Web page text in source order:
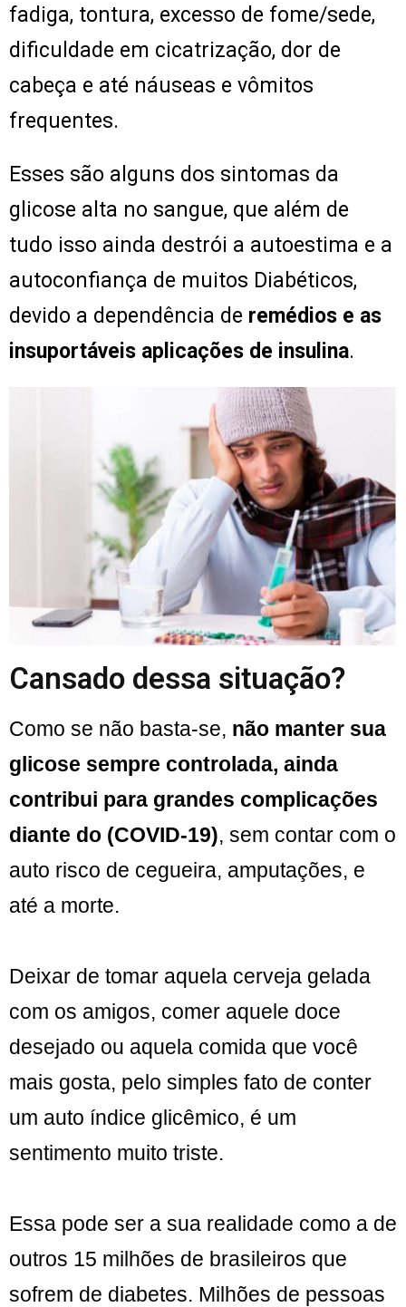
fadiga, tontura, excesso de fome/sede,
dificuldade em cicatrização, dor de
cabeça e até náuseas e vômitos
frequentes.
Esses são alguns dos sintomas da
glicose alta no sangue, que além de
tudo isso ainda destrói a autoestima e a
autoconfiança de muitos Diabéticos,
devido a dependência de remédios e as
insuportáveis aplicações de insulina.
Cansado dessa situação?
Como se não basta-se, não manter sua
glicose sempre controlada, ainda
contribui para grandes complicações
diante do (COVID-19), sem contar com o
auto risco de cegueira, amputações, e
até a morte.
Deixar de tomar aquela cerveja gelada
com os amigos, comer aquele doce
desejado ou aquela comida que você
mais gosta, pelo simples fato de conter
um auto índice glicêmico, é um
sentimento muito triste.
Essa pode ser a sua realidade como a de
outros 15 milhões de brasileiros que
sofrem de diabetes. Milhões de pessoas